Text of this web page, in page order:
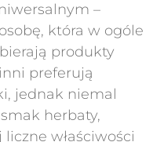
–
która w ogóle
produkty
preferują
jednak niemal
herbaty,
właściwości